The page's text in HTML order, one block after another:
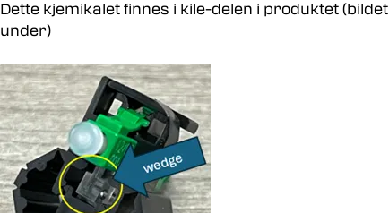
Dette kjemikalet finnes i kile-delen i produktet (bildet
under)